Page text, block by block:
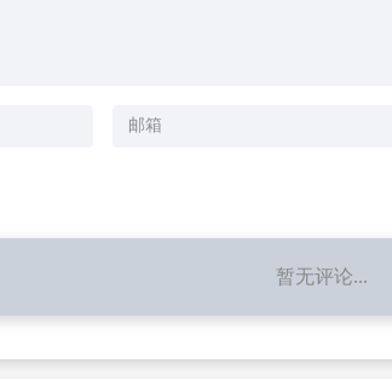
暂无评论...